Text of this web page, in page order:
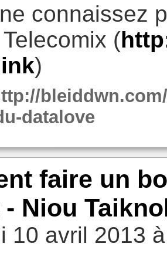
connaissez
(
)
datalove
faire un
Niou
10 avril 2013